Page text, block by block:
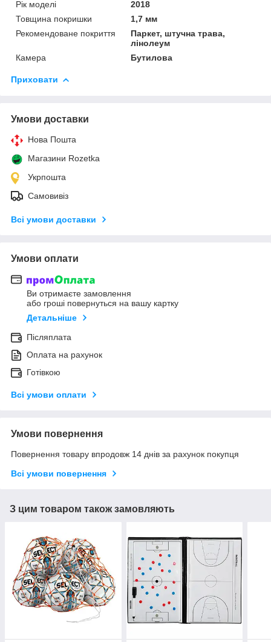
Рік моделі
2018
Товщина покришки
1,7 мм
Рекомендоване покриття
Паркет, штучна трава,
лінолеум
Камера
Бутилова
Приховати
Умови доставки
Нова Пошта
Магазини Rozetka
Укрпошта
Самовивіз
Всі умови доставки
Умови оплати
Ви отримаєте замовлення
або гроші повернуться на вашу картку
Детальніше
Післяплата
Оплата на рахунок
Готівкою
Всі умови оплати
Умови повернення
Повернення товару впродовж 14 днів за рахунок покупця
Всі умови повернення
З цим товаром також замовляють